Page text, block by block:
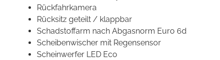
Rückfahrkamera
Rücksitz geteilt / klappbar
Schadstoffarm nach Abgasnorm Euro 6d
Scheibenwischer mit Regensensor
Scheinwerfer LED Eco